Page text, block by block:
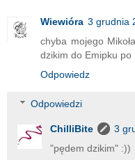
Wiewióra 3 grudnia
chyba mojego
dzikim do Emipku po
Odpowiedz
Odpowiedzi
ChilliBite
3
"pędem dzikim" :))